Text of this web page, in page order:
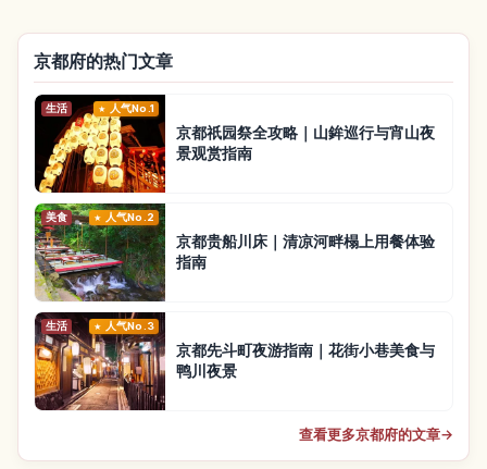
京都府的热门文章
生活 人气No.1
京都祇园祭全攻略｜山鉾巡行与宵山夜
景观赏指南
美食 人气No.2
京都贵船川床｜清凉河畔榻上用餐体验
指南
生活 人气No.3
京都先斗町夜游指南｜花街小巷美食与
鸭川夜景
查看更多京都府的文章→